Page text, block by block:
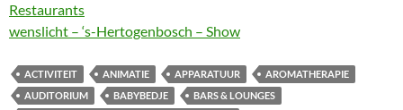
Restaurants
wenslicht – ‘s-Hertogenbosch – Show
ACTIVITEIT ANIMATIE APPARATUUR
AROMATHERAPIE
AUDITORIUM
BABYBEDJE
BARS & LOUNGES